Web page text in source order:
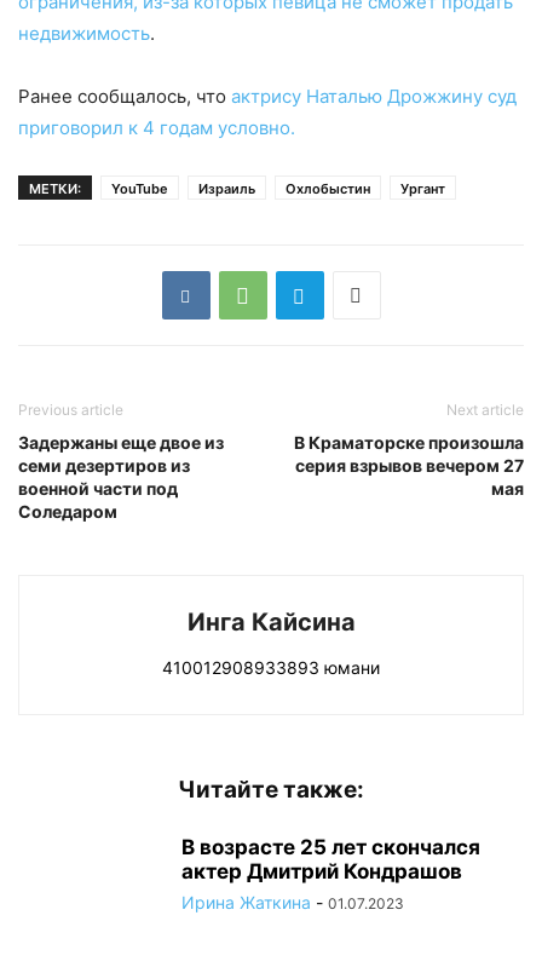
недвижимость.
Ранее сообщалось, что актрису Наталью Дрожжину суд
приговорил к 4 годам условно.
МЕТКИ: YouTube Израиль Охлобыстин Ургант
Previous article
Задержаны еще двое из
семи дезертиров из
военной части под
Соледаром
Next article
В Краматорске произошла
серия взрывов вечером 27
мая
Инга Кайсина
410012908933893 юмани
Читайте также:
В возрасте 25 лет скончался
актер Дмитрий Кондрашов
Ирина Жаткина - 01.07.2023